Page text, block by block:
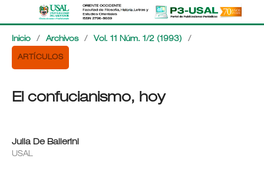
Inicio / Archivos / Vol. 11 Núm. 1/2 (1993) /
ARTÍCULOS
El confucianismo, hoy
Julia De Ballerini
USAL